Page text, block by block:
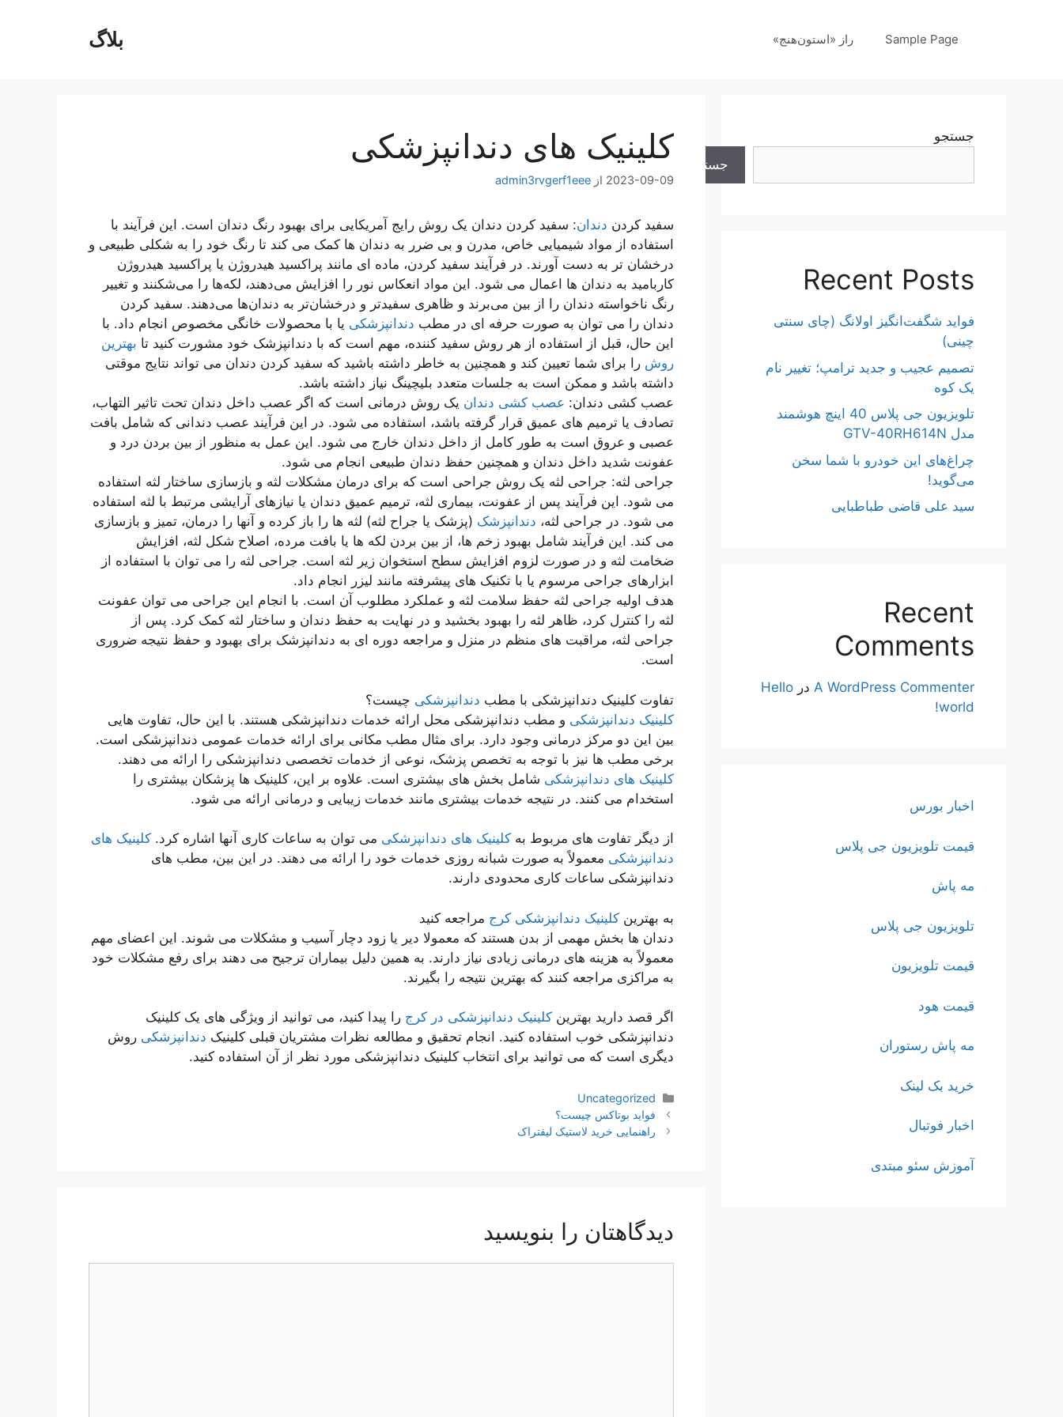
بلاگ Sample Page راز «استون‌هنج»
کلینیک های دندانپزشکی
2023-09-09 از admin3rvgerf1eee
سفید کردن دندان: سفید کردن دندان یک روش رایج آمریکایی برای بهبود رنگ دندان است. این فرآیند با
استفاده از مواد شیمیایی خاص، مدرن و بی ضرر به دندان ها کمک می کند تا رنگ خود را به شکلی طبیعی و
درخشان تر به دست آورند. در فرآیند سفید کردن، ماده ای مانند پراکسید هیدروژن یا پراکسید هیدروژن
کاربامید به دندان ها اعمال می شود. این مواد انعکاس نور را افزایش می‌دهند، لکه‌ها را می‌شکنند و تغییر
رنگ ناخواسته دندان را از بین می‌برند و ظاهری سفیدتر و درخشان‌تر به دندان‌ها می‌دهند. سفید کردن
دندان را می توان به صورت حرفه ای در مطب دندانپزشکی یا با محصولات خانگی مخصوص انجام داد. با
این حال، قبل از استفاده از هر روش سفید کننده، مهم است که با دندانپزشک خود مشورت کنید تا بهترین
روش را برای شما تعیین کند و همچنین به خاطر داشته باشید که سفید کردن دندان می تواند نتایج موقتی
داشته باشد و ممکن است به جلسات متعدد بلیچینگ نیاز داشته باشد.
عصب کشی دندان: عصب کشی دندان یک روش درمانی است که اگر عصب داخل دندان تحت تاثیر التهاب،
تصادف یا ترمیم های عمیق قرار گرفته باشد، استفاده می شود. در این فرآیند عصب دندانی که شامل بافت
عصبی و عروق است به طور کامل از داخل دندان خارج می شود. این عمل به منظور از بین بردن درد و
عفونت شدید داخل دندان و همچنین حفظ دندان طبیعی انجام می شود.
جراحی لثه: جراحی لثه یک روش جراحی است که برای درمان مشکلات لثه و بازسازی ساختار لثه استفاده
می شود. این فرآیند پس از عفونت، بیماری لثه، ترمیم عمیق دندان یا نیازهای آرایشی مرتبط با لثه استفاده
می شود. در جراحی لثه، دندانپزشک (پزشک یا جراح لثه) لثه ها را باز کرده و آنها را درمان، تمیز و بازسازی
می کند. این فرآیند شامل بهبود زخم ها، از بین بردن لکه ها یا بافت مرده، اصلاح شکل لثه، افزایش
ضخامت لثه و در صورت لزوم افزایش سطح استخوان زیر لثه است. جراحی لثه را می توان با استفاده از
ابزارهای جراحی مرسوم یا با تکنیک های پیشرفته مانند لیزر انجام داد.
هدف اولیه جراحی لثه حفظ سلامت لثه و عملکرد مطلوب آن است. با انجام این جراحی می توان عفونت
لثه را کنترل کرد، ظاهر لثه را بهبود بخشید و در نهایت به حفظ دندان و ساختار لثه کمک کرد. پس از
جراحی لثه، مراقبت های منظم در منزل و مراجعه دوره ای به دندانپزشک برای بهبود و حفظ نتیجه ضروری
است.
تفاوت کلینیک دندانپزشکی با مطب دندانپزشکی چیست؟
کلینیک دندانپزشکی و مطب دندانپزشکی محل ارائه خدمات دندانپزشکی هستند. با این حال، تفاوت هایی
بین این دو مرکز درمانی وجود دارد. برای مثال مطب مکانی برای ارائه خدمات عمومی دندانپزشکی است.
برخی مطب ها نیز با توجه به تخصص پزشک، نوعی از خدمات تخصصی دندانپزشکی را ارائه می دهند.
کلینیک های دندانپزشکی شامل بخش های بیشتری است. علاوه بر این، کلینیک ها پزشکان بیشتری را
استخدام می کنند. در نتیجه خدمات بیشتری مانند خدمات زیبایی و درمانی ارائه می شود.
از دیگر تفاوت های مربوط به کلینیک های دندانپزشکی می توان به ساعات کاری آنها اشاره کرد. کلینیک های
دندانپزشکی معمولاً به صورت شبانه روزی خدمات خود را ارائه می دهند. در این بین، مطب های
دندانپزشکی ساعات کاری محدودی دارند.
به بهترین کلینیک دندانپزشکی کرج مراجعه کنید
دندان ها بخش مهمی از بدن هستند که معمولا دیر یا زود دچار آسیب و مشکلات می شوند. این اعضای مهم
معمولاً به هزینه های درمانی زیادی نیاز دارند. به همین دلیل بیماران ترجیح می دهند برای رفع مشکلات خود
به مراکزی مراجعه کنند که بهترین نتیجه را بگیرند.
اگر قصد دارید بهترین کلینیک دندانپزشکی در کرج را پیدا کنید، می توانید از ویژگی های یک کلینیک
دندانپزشکی خوب استفاده کنید. انجام تحقیق و مطالعه نظرات مشتریان قبلی کلینیک دندانپزشکی روش
دیگری است که می توانید برای انتخاب کلینیک دندانپزشکی مورد نظر از آن استفاده کنید.
دسته‌ها
Uncategorized
ناوبری
نوشته‌ها
فواید بوتاکس چیست؟
راهنمایی خرید لاستیک لیفتراک
دیدگاهتان را بنویسید
جستجو
جستجو
Recent Posts
فواید شگفت‌انگیز اولانگ (چای سنتی
چینی)
تصمیم عجیب و جدید ترامپ؛ تغییر نام
یک کوه
تلویزیون جی پلاس 40 اینچ هوشمند
مدل GTV-40RH614N
چراغ‌های این خودرو با شما سخن
می‌گوید!
سید علی قاضی طباطبایی
Recent
Comments
A WordPress Commenter در Hello
world!
اخبار بورس
قیمت تلویزیون جی پلاس
مه پاش
تلویزیون جی پلاس
قیمت تلویزیون
قیمت هود
مه پاش رستوران
خرید بک لینک
اخبار فوتبال
آموزش سئو مبتدی